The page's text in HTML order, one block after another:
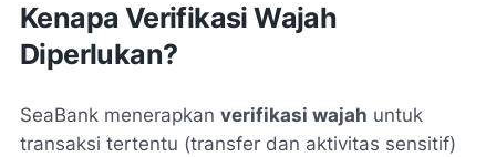
Kenapa Verifikasi Wajah
Diperlukan?
SeaBank menerapkan verifikasi wajah untuk
transaksi tertentu (transfer dan aktivitas sensitif)